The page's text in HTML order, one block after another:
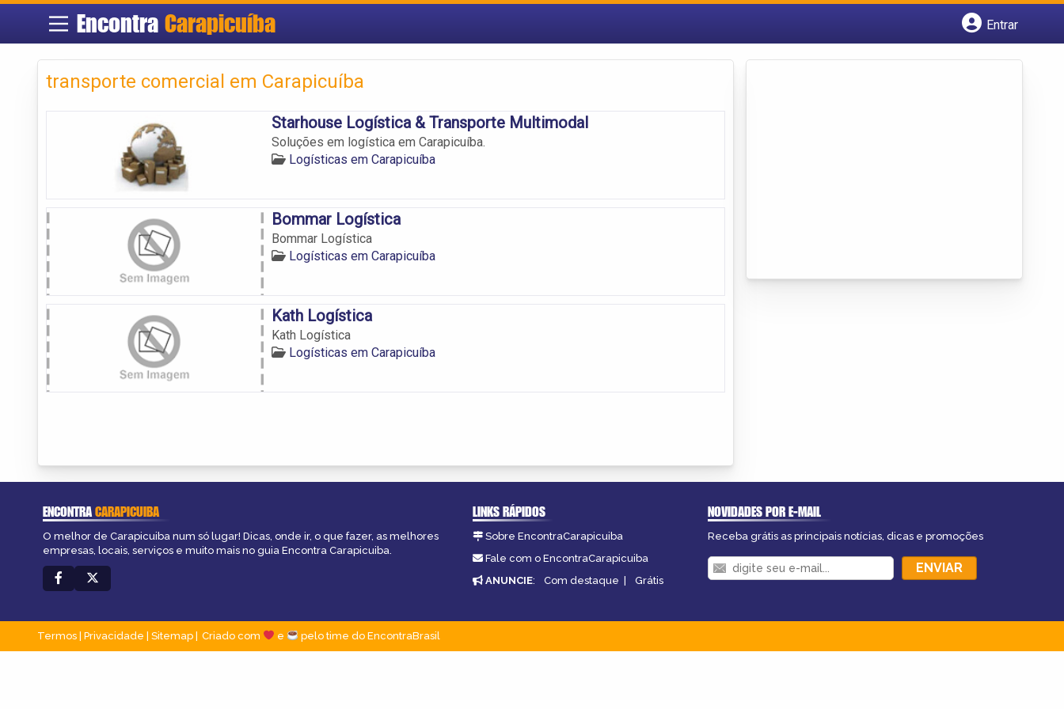
EncontraCarapicuíba
Entrar
transporte comercial em Carapicuíba
Starhouse Logística & Transporte Multimodal
Soluções em logística em Carapicuíba.
Logísticas em Carapicuíba
Bommar Logística
Bommar Logística
Logísticas em Carapicuíba
Kath Logística
Kath Logística
Logísticas em Carapicuíba
ENCONTRACARAPICUIBA
O melhor de Carapicuiba num só lugar! Dicas, onde ir, o que fazer, as melhores
empresas, locais, serviços e muito mais no guia Encontra Carapicuiba.
LINKS RÁPIDOS
Sobre EncontraCarapicuiba
Fale com o EncontraCarapicuiba
ANUNCIE: Com destaque | Grátis
NOVIDADES POR E-MAIL
Receba grátis as principais notícias, dicas e promoções
Termos Privacidade Sitemap Criado com e pelo time do EncontraBrasil